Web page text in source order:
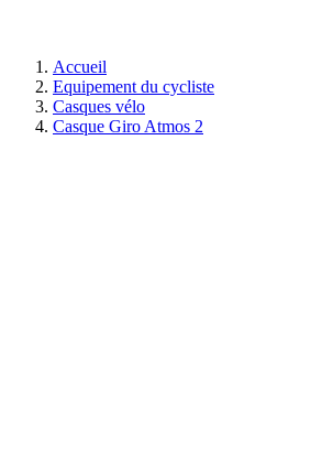
Accueil
Equipement du cycliste
Casques vélo
Casque Giro Atmos 2